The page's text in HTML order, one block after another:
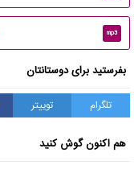
mp3
بفرستید برای دوستانتان
تلگرام توییتر
هم اکنون گوش کنید